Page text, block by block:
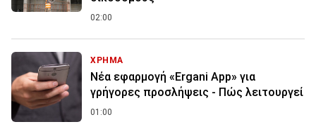
02:00
ΧΡΗΜΑ
Νέα εφαρμογή «Ergani App» για
γρήγορες προσλήψεις - Πώς λειτουργεί
01:00